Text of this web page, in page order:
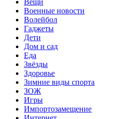
Военные новости
Волейбол
Гаджеты
Дети
Дом и сад
Еда
Звёзды
Здоровье
Зимние виды спорта
ЗОЖ
Игры
Импортозамещение